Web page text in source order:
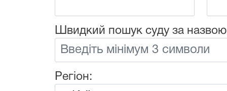
Швидкий пошук суду за
Регіон: